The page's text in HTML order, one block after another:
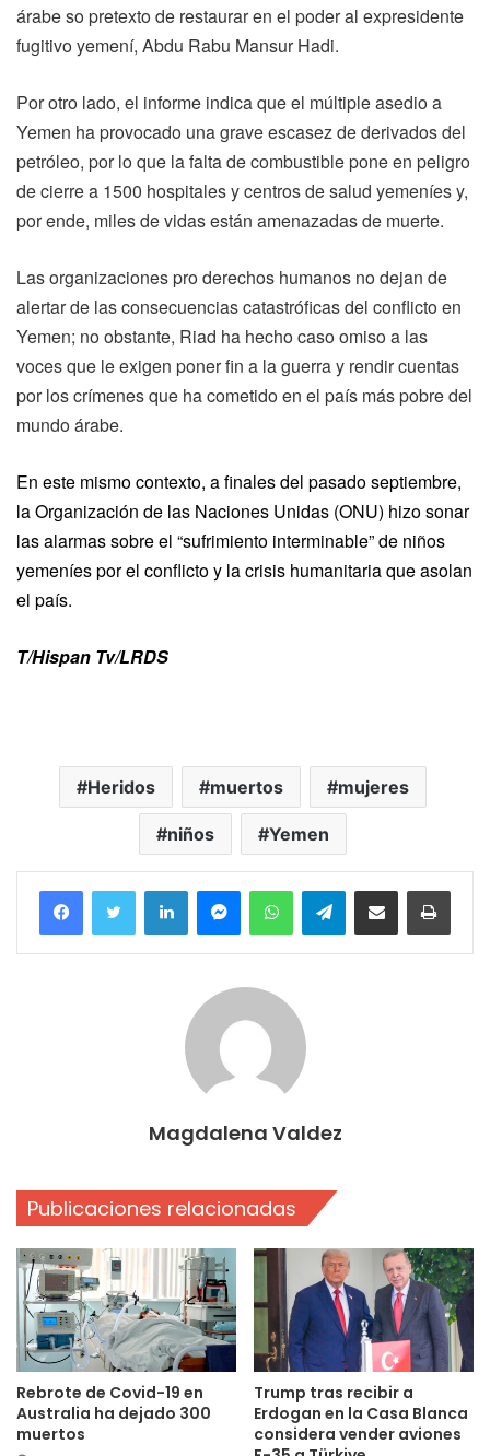
árabe so pretexto de restaurar en el poder al expresidente
fugitivo yemení, Abdu Rabu Mansur Hadi.
Por otro lado, el informe indica que el múltiple asedio a
Yemen ha provocado una grave escasez de derivados del
petróleo, por lo que la falta de combustible pone en peligro
de cierre a 1500 hospitales y centros de salud yemeníes y,
por ende, miles de vidas están amenazadas de muerte.
Las organizaciones pro derechos humanos no dejan de
alertar de las consecuencias catastróficas del conflicto en
Yemen; no obstante, Riad ha hecho caso omiso a las
voces que le exigen poner fin a la guerra y rendir cuentas
por los crímenes que ha cometido en el país más pobre del
mundo árabe.
En este mismo contexto, a finales del pasado septiembre,
la Organización de las Naciones Unidas (ONU) hizo sonar
lasalarmas sobre el “sufrimiento interminable” de niños
yemeníespor el conflicto y la crisis humanitaria que asolan
el país.
T/Hispan Tv/LRDS
Heridos muertos mujeres
niños Yemen
FacebookTwitter LinkedInMessengerWhatsAppTelegramCompartir por correo electrónico
Magdalena Valdez
Publicaciones relacionadas
Rebrote de Covid-19 en
Australia ha dejado 300
muertos
Trump tras recibir a
Erdogan en la Casa Blanca
considera vender aviones